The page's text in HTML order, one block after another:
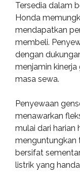
Tersedia dalam
Honda
mendapatkan
membeli.
dengan
menjamin
masa sewa.
Penyewaan
menawarkan
mulai dari harian
menguntungkan
bersifat
listrik yang